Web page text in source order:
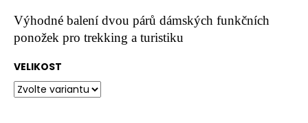
hvězdiček.
Výhodné balení dvou párů dámských funkčních
ponožek pro trekking a turistiku
VELIKOST
HLEDAT
D